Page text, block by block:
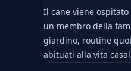
Il cane viene
un membro della
giardino, routine
abituati alla vita